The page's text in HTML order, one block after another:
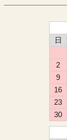
日
2
9
16
23
30